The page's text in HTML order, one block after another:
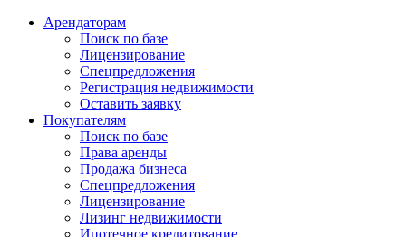
Арендаторам
Поиск по базе
Лицензирование
Спецпредложения
Регистрация недвижимости
Оставить заявку
Покупателям
Поиск по базе
Права аренды
Продажа бизнеса
Спецпредложения
Лицензирование
Лизинг недвижимости
Ипотечное кредитование